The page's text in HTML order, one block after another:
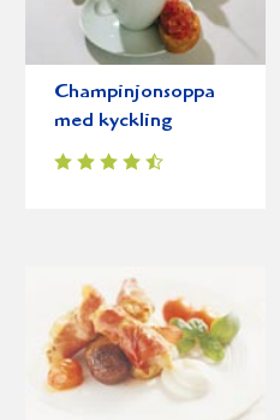
Champinjonsoppa
med kyckling